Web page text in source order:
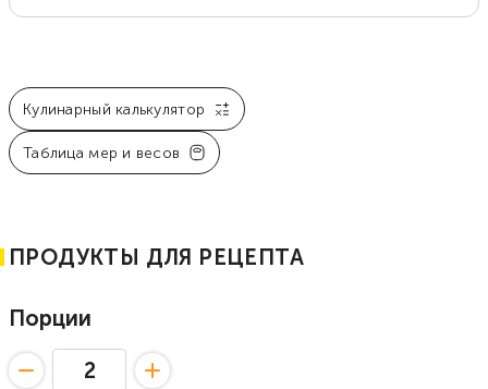
Кулинарный калькулятор
Таблица мер и весов
ПРОДУКТЫ ДЛЯ РЕЦЕПТА
Порции